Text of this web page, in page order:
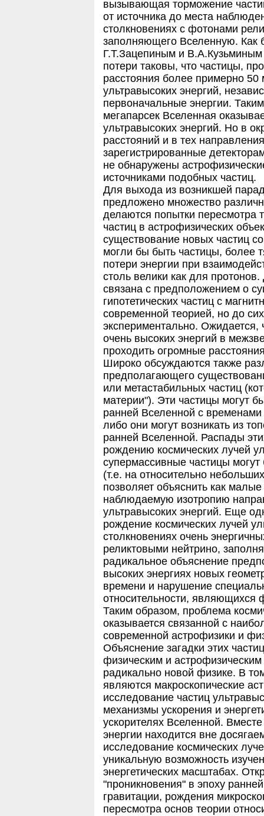
вызывающая торможение
от источника до места
столкновениях с фотонами
заполняющего Вселенную. Как
Г.Т.Зацепиным и В.А.Кузьминым
потери таковы, что частицы,
расстояния более примерно 50
ультравысоких энергий,
первоначальные энергии.
мегапарсек Вселенная
ультравысоких энергий. Но в
расстояний и в тех
зарегистрированные
не обнаружены
источниками подобных частиц.
Для выхода из возникшей
предложено множество
делаются попытки пересмотра
частиц в астрофизических
существование новых частиц
могли бы быть частицы, более
потери энергии при
столь велики как для
связана с предположением о
гипотетических частиц с
современной теорией, но до
экспериментально. Ожидается,
очень высоких энергий в
проходить огромные
Широко обсуждаются также
предполагающего
или метастабильных частиц
материи"). Эти частицы могут
ранней Вселенной с
либо они могут возникать из
ранней Вселенной. Распады
рождению космических лучей
супермассивные частицы
(т.е. на относительно
позволяет объяснить как
наблюдаемую изотропию
ультравысоких энергий. Еще
рождение космических лучей
столкновениях очень
реликтовыми нейтрино,
радикальное объяснение
высоких энергиях новых
времени и нарушение
относительности,
Таким образом, проблема
оказывается связанной с
современной астрофизики и
Объяснение загадки этих
физическим и
радикально новой физике. В
являются макроскопические
исследование частиц
механизмы ускорения и
ускорителях Вселенной.
энергии находится вне
исследование космических
уникальную возможность
энергетических масштабах.
"проникновения" в эпоху
гравитации, рождения
пересмотра основ теории